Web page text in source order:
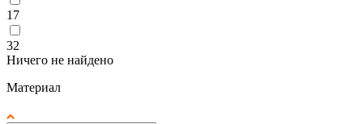
17
32
Ничего не найдено
Материал